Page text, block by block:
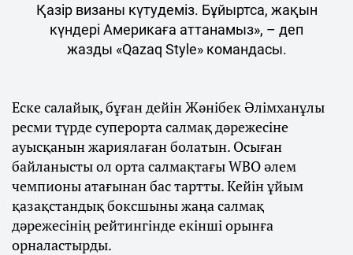
Қазір визаны күтудеміз. Бұйыртса, жақын
күндері Америкаға аттанамыз», – деп
жазды «Qazaq Style» командасы.
Еске салайық, бұған дейін Жәнібек Әлімханұлы
ресми түрде суперорта салмақ дәрежесіне
ауысқанын жариялаған болатын. Осыған
байланысты ол орта салмақтағы WBO әлем
чемпионы атағынан бас тартты. Кейін ұйым
қазақстандық боксшыны жаңа салмақ
дәрежесінің рейтингінде екінші орынға
орналастырды.